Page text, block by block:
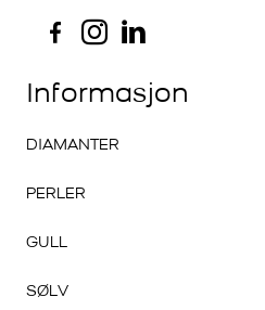
Informasjon
DIAMANTER
PERLER
GULL
SØLV